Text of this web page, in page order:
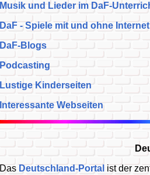
Musik und Lieder im DaF-
DaF - Spiele mit und ohne Internet
DaF-Blogs
Podcasting
Lustige Kinderseiten
Interessante Webseiten
Das Deutschland-Portal ist der